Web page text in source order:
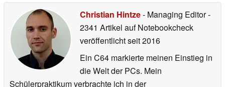
Christian Hintze- Managing Editor-
2341 Artikel auf Notebookcheck
veröffentlichtseit 2016
Ein C64 markierte meinen Einstieg in
die Welt der PCs. Mein
Schülerpraktikum verbrachte ich in der